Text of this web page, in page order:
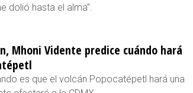
dolió hasta el alma".
Mhoni Vidente predice cuándo hará
es que el volcán Popocatépetl hará una